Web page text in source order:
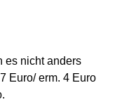
es nicht anders
Euro/ erm. 4 Euro